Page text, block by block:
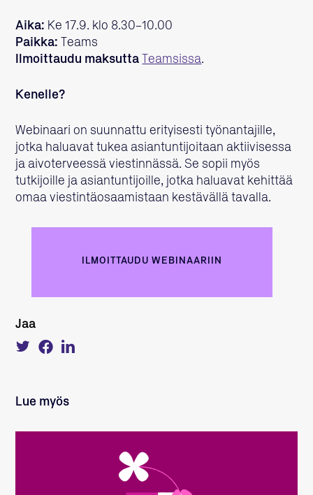
Aika: Ke 17.9. klo 8.30–10.00
Paikka: Teams
Ilmoittaudu maksutta
Teamsissa.
Kenelle?
Webinaari on suunnattu erityisesti työnantajille,
jotka haluavat tukea asiantuntijoitaan aktiivisessa
ja aivoterveessä viestinnässä. Se sopii myös
tutkijoille ja asiantuntijoille, jotka haluavat kehittää
omaa viestintäosaamistaan kestävällä tavalla.
ILMOITTAUDU WEBINAARIIN
Jaa
Tweet
about
Share
on
Lue myös